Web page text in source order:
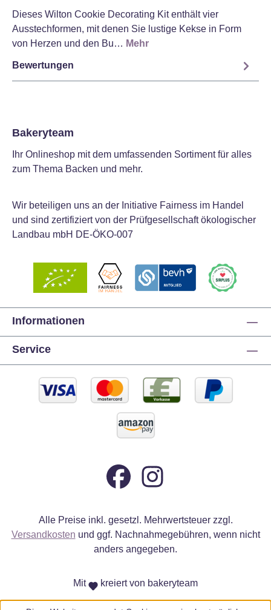
Dieses Wilton Cookie Decorating Kit enthält vier
Ausstechformen, mit denen Sie lustige Kekse in Form
von Herzen und den Bu… Mehr
Bewertungen
Bakeryteam
Ihr Onlineshop mit dem umfassenden Sortiment für alles
zum Thema Backen und mehr.
Wir beteiligen uns an der Initiative Fairness im Handel
und sind zertifiziert von der Prüfgesellschaft ökologischer
Landbau mbH DE-ÖKO-007
Informationen
Service
Alle Preise inkl. gesetzl. Mehrwertsteuer zzgl.
Versandkosten und ggf. Nachnahmegebühren, wenn nicht
anders angegeben.
Mit kreiert von bakeryteam